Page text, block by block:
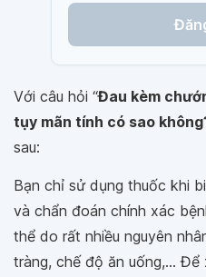
Với câu hỏi “Đau kèm
tụy mãn tính có sao
sau:
Bạn chỉ sử dụng thuốc khi
và chẩn đoán chính xác
thể do rất nhiều nguyên
tràng, chế độ ăn uống,...